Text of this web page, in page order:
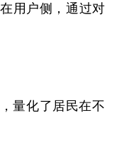
用户侧，通过对
量化了居民在不